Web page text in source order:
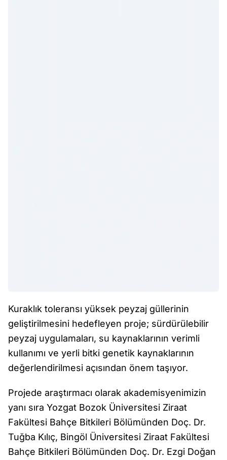
Kuraklık toleransı yüksek peyzaj güllerinin
geliştirilmesini hedefleyen proje; sürdürülebilir
peyzaj uygulamaları, su kaynaklarının verimli
kullanımı ve yerli bitki genetik kaynaklarının
değerlendirilmesi açısından önem taşıyor.
Projede araştırmacı olarak akademisyenimizin
yanı sıra Yozgat Bozok Üniversitesi Ziraat
Fakültesi Bahçe Bitkileri Bölümünden Doç. Dr.
Tuğba Kılıç, Bingöl Üniversitesi Ziraat Fakültesi
Bahçe Bitkileri Bölümünden Doç. Dr. Ezgi Doğan